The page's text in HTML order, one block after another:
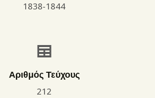
1838-1844
Αριθμός Τεύχους
212